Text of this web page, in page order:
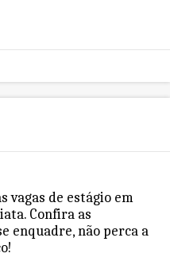
vagas de estágio em
Confira as
enquadre, não perca a